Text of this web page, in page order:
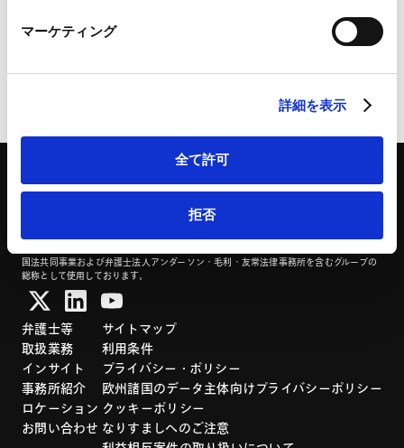
LinkedIn プライバシーポリシー（
HubSpot プライバシーポリシー（外部サイト）
マーケティング
詳細を表示
全て許可
拒否
国法共同事業および弁護士法人アンダーソン・毛利・友常法律事務所を含むグループの
総称として使用しております。
弁護士等
取扱業務
インサイト
事務所紹介
ロケーション
お問い合わせ
サイトマップ
利用条件
プライバシー・ポリシー
欧州諸国のデータ主体向けプライバシーポリシー
クッキーポリシー
なりすましへのご注意